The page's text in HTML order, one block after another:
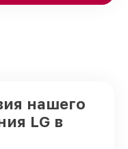
нашего
LG в